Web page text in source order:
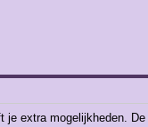
extra mogelijkheden.